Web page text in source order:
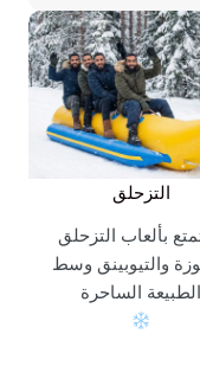
التزحلق
بألعاب التزحلق
والتيوبينق وسط
الطبيعة الساحرة